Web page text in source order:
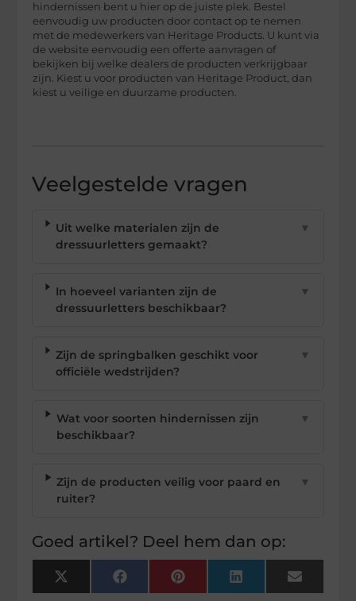
hindernissen bent u hier op de juiste plek. Bestel
eenvoudig uw producten door contact op te nemen
met de medewerkers van Heritage Products. U kunt via
de website eenvoudig een offerte aanvragen of
bekijken bij welke dealers de producten verkrijgbaar
zijn. Kiest u voor producten van Heritage Product, dan
kiest u veilige en duurzame producten.
Veelgestelde vragen
Uit welke materialen zijn de
dressuurletters gemaakt?
▼
In hoeveel varianten zijn de
dressuurletters beschikbaar?
▼
Zijn de springbalken geschikt voor
officiële wedstrijden?
▼
Wat voor soorten hindernissen zijn
beschikbaar?
▼
Zijn de producten veilig voor paard en
ruiter?
▼
Goed artikel? Deel hem dan op:
X
(Twitter)
FacebookPinterest LinkedIn Email